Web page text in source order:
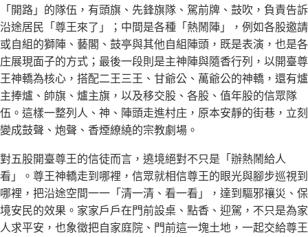
「開路」的隊伍，有頭旗、先鋒旗隊、駕前牌、鼓吹，負責告訴
沿途居民「尊王來了」；中間是各種「熱鬧陣」，例如各股邀請
或自組的獅陣、藝閣、鼓亭與其他自組陣頭，既是表演，也是各
庄展現面子的方式；最後一段則是主神陣與隨香行列，以開臺尊
王神轎為核心，搭配二王三王、甘爺公、萬爺公的神轎，還有爐
主捧爐、帥旗、爐主旗，以及移交股、各股、值年股的信眾隊
伍。這樣一整列人、神、陣頭走進村庄，原本安靜的街巷，立刻
變成鼓聲、炮聲、香煙繚繞的宗教劇場。
對五股開臺尊王的信徒而言，遶境絕對不只是「辦熱鬧給人
看」。尊王神轎走到哪裡，信眾就相信尊王的眼光與腳步巡視到
哪裡，把沿途空間一一「清一清、看一看」，達到驅邪禳災、保
境安民的效果。家家戶戶在門前設桌、點香、迎駕，不只是為家
人求平安，也象徵把自家庭院、門前這一塊土地，一起交給尊王